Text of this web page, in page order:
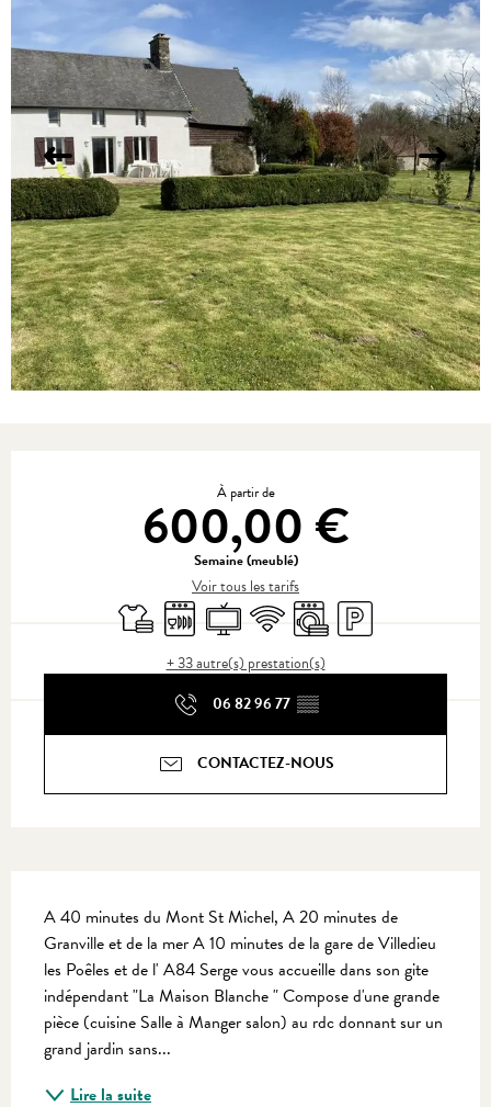
À partir de
600,00 €
Semaine (meublé)
Voir tous les tarifs
Draps et linge
Lave vaisselle
Télévision
WiFi Lave lingeParking
+ 33 autre(s) prestation(s)
06 82 96 77 ▒▒
CONTACTEZ-NOUS
A 40 minutes du Mont St Michel, A 20 minutes de
Granville et de la mer A 10 minutes de la gare de Villedieu
les Poêles et de l' A84 Serge vous accueille dans son gite
indépendant "La Maison Blanche " Compose d'une grande
pièce (cuisine Salle à Manger salon) au rdc donnant sur un
grand jardin sans...
Lire la suite